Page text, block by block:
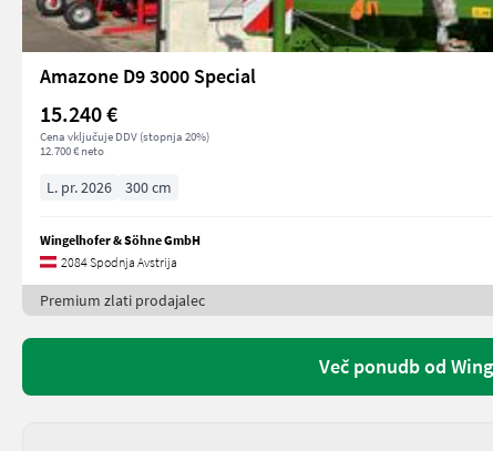
Amazone D9 3000 Special
15.240 €
Cena vključuje DDV (stopnja 20%)
12.700 € neto
L. pr. 2026 300 cm
Wingelhofer & Söhne GmbH
2084 Spodnja Avstrija
Premium zlati prodajalec
Več ponudb od